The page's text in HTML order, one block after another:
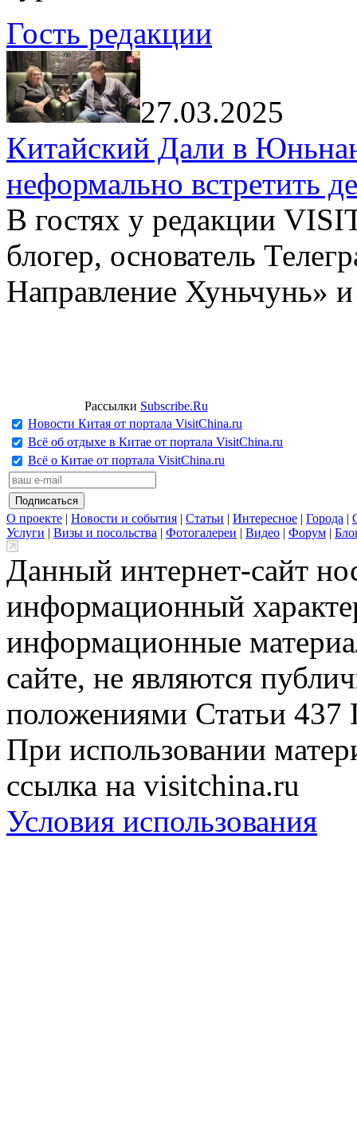
Гость редакции
27.03.2025
Китайский Дали в
неформально встретить
В гостях у редакции
блогер, основатель
Направление Хуньчунь»
Рассылки Subscribe.Ru
Новости Китая от портала VisitChina.ru
Всё об отдыхе в Китае от портала VisitChina.ru
Всё о Китае от портала VisitChina.ru
О проекте | Новости и события | Статьи | Интересное | Города |
Услуги | Визы и посольства | Фотогалереи | Видео | Форум |
Данный интернет-сайт
информационный
информационные
сайте, не являются
положениями Статьи 437
При использовании
ссылка на visitchina.ru
Условия использования